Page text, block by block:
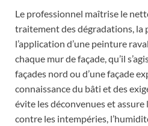
Le professionnel maîtrise le
traitement des dégradations, la
l’application d’une peinture
chaque mur de façade, qu’il
façades nord ou d’une façade
connaissance du bâti et des
évite les déconvenues et
contre les intempéries,